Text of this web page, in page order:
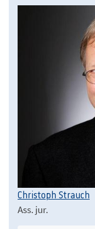
Christoph Strauch
Ass. jur.